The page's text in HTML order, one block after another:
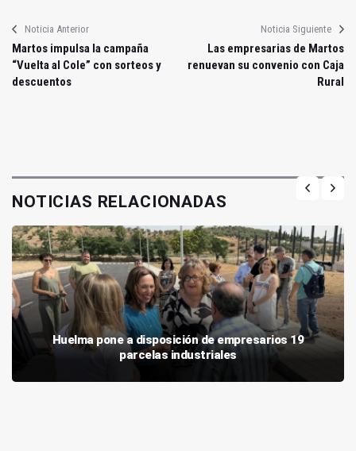
Noticia Anterior
Martos impulsa la campaña
“Vuelta al Cole” con sorteos y
descuentos
Noticia Siguiente
Las empresarias de Martos
renuevan su convenio con Caja
Rural
NOTICIAS RELACIONADAS
Huelma pone a disposición de empresarios 19
parcelas industriales